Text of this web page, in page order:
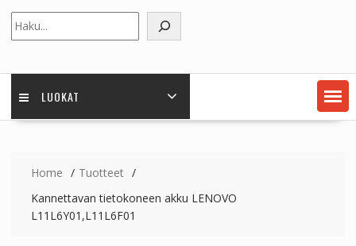
LUOKAT
Home
Tuotteet
Kannettavan tietokoneen akku LENOVO
L11L6Y01,L11L6F01